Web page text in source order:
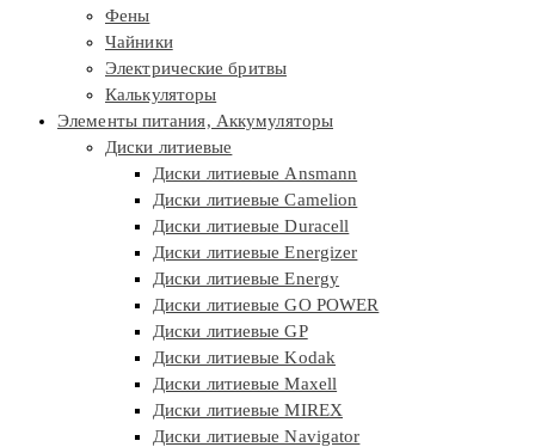
Фены
Чайники
Электрические бритвы
Калькуляторы
Элементы питания, Аккумуляторы
Диски литиевые
Диски литиевые Ansmann
Диски литиевые Camelion
Диски литиевые Duracell
Диски литиевые Energizer
Диски литиевые Energy
Диски литиевые GO POWER
Диски литиевые GP
Диски литиевые Kodak
Диски литиевые Maxell
Диски литиевые MIREX
Диски литиевые Navigator